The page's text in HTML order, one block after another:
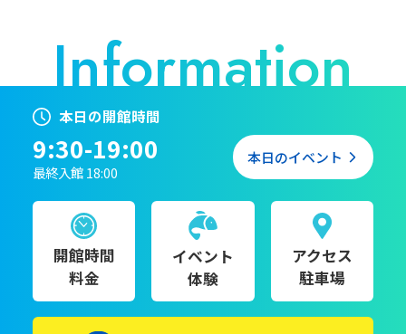
本日の開館時間
9:30-19:00
最終入館 18:00
本日のイベント
開館時間
料金
イベント
体験
アクセス
駐車場